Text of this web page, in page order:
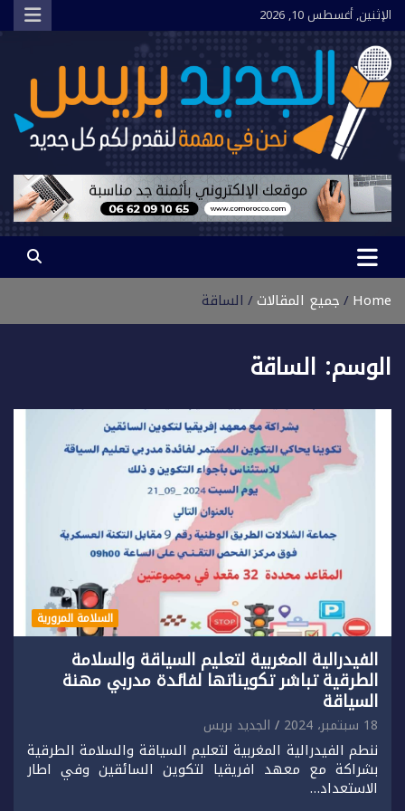
Skip
to
content
الإثنين, أغسطس 10, 2026
الجديد بريس
نحن في مهمة لنقدم لكم كل جديد
Home جميع المقالات الساقة
الوسم: الساقة
السلامة المرورية
الفيدرالية المغربية لتعليم السياقة والسلامة
الطرقية تباشر تكويناتها لفائدة مدربي مهنة
السياقة
18 سبتمبر، 2024 الجديد بريس
ننطم الفيدرالية المغربية لتعليم السياقة والسلامة الطرقية
بشراكة مع معهد افريقيا لتكوين السائقين وفي اطار
الاستعداد…